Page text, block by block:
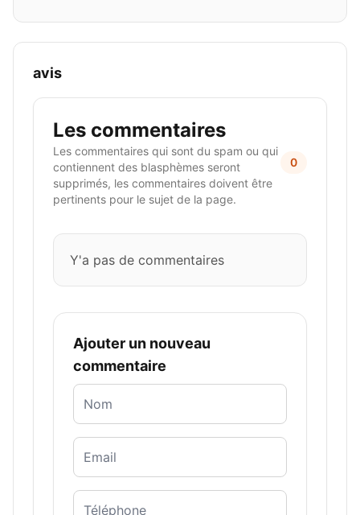
avis
Les commentaires
Les commentaires qui sont du spam ou qui
contiennent des blasphèmes seront
supprimés, les commentaires doivent être
pertinents pour le sujet de la page.
0
Y'a pas de commentaires
Ajouter un nouveau
commentaire